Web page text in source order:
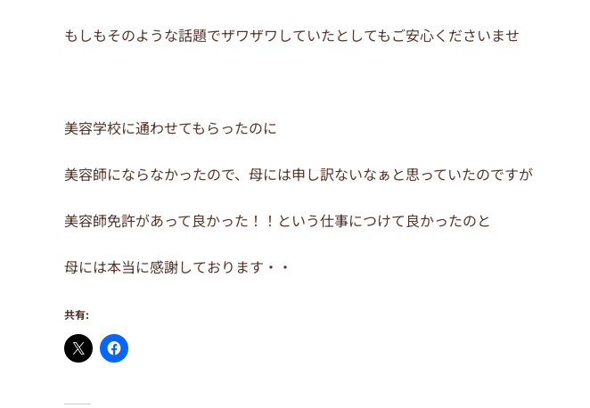
もしもそのような話題でザワザワしていたとしてもご安心くださいませ
美容学校に通わせてもらったのに
美容師にならなかったので、母には申し訳ないなぁと思っていたのですが
美容師免許があって良かった！！という仕事につけて良かったのと
母には本当に感謝しております・・
共有: